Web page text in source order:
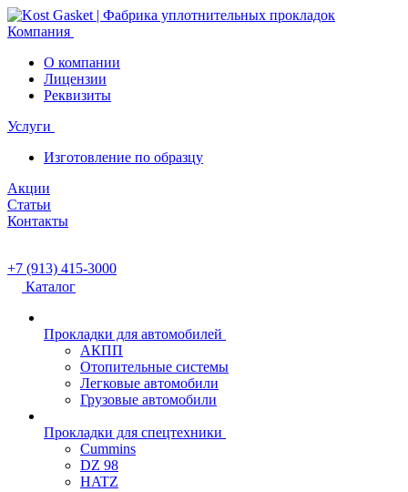
Компания
О компании
Лицензии
Реквизиты
Услуги
Изготовление по образцу
Акции
Статьи
Контакты
+7 (913) 415-3000
Каталог
Прокладки для автомобилей
АКПП
Отопительные системы
Легковые автомобили
Грузовые автомобили
Прокладки для спецтехники
Cummins
DZ 98
HATZ